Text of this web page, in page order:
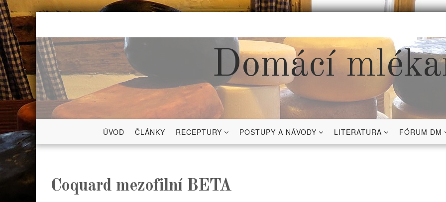
Skip
content
Domácí
ÚVOD ČLÁNKY RECEPTURY POSTUPY A NÁVODY LITERATURA FÓRUM DM
Coquard mezofilní BETA